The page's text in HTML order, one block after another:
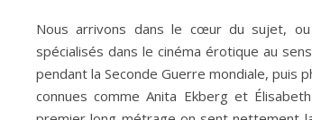
Nous arrivons dans le cœur du sujet,
spécialisés dans le cinéma érotique au
pendant la Seconde Guerre mondiale, puis
connues comme Anita Ekberg et